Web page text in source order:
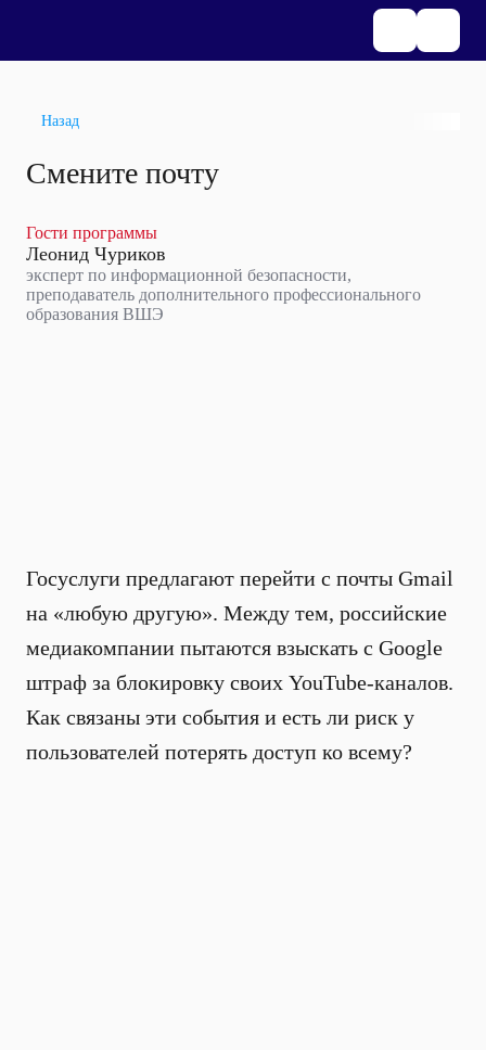
Назад
Смените почту
Гости программы
Леонид Чуриков
эксперт по информационной безопасности,
преподаватель дополнительного профессионального
образования ВШЭ
Госуслуги предлагают перейти с почты Gmail
на «любую другую». Между тем, российские
медиакомпании пытаются взыскать с Google
штраф за блокировку своих YouTube-каналов.
Как связаны эти события и есть ли риск у
пользователей потерять доступ ко всему?